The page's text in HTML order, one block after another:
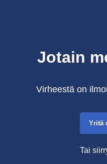
Jotain
Virheestä on
Yritä
Tai